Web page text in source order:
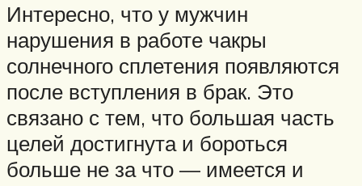
Интересно, что у мужчин
нарушения в работе чакры
солнечного сплетения появляются
после вступления в брак. Это
связано с тем, что большая часть
целей достигнута и бороться
больше не за что — имеется и